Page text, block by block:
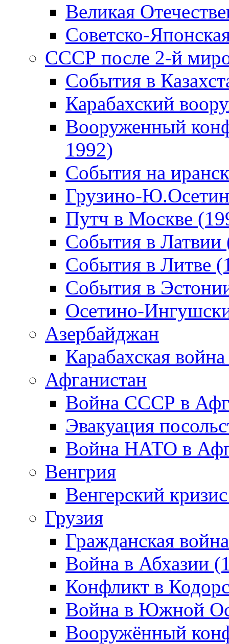
Великая
Советско-
СССР после 2-й
События в
Карабахский
Вооруженный
1992)
События на
Грузино-
Путч в Москве
События в Латвии
События в Литве
События в
Осетино-
Азербайджан
Карабахская
Афганистан
Война СССР в
Эвакуация
Война НАТО в
Венгрия
Венгерский
Грузия
Гражданская
Война в Абхазии
Конфликт в
Война в Южной
Вооружённый